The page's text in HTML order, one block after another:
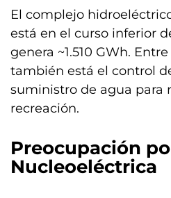
El complejo
está en el curso inferior
genera ~1.510 GWh.
también está el control
suministro de agua para
recreación.
Preocupación
Nucleoeléctrica